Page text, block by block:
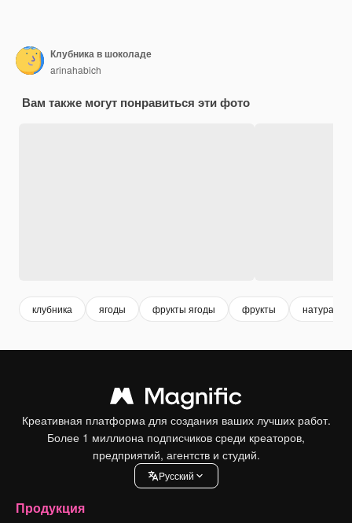
Клубника в шоколаде
arinahabich
Вам также могут понравиться эти фото
клубника ягоды фрукты ягоды фрукты
Креативная платформа для создания ваших лучших работ.
Более 1 миллиона подписчиков среди креаторов,
предприятий, агентств и студий.
Pусский
Продукция